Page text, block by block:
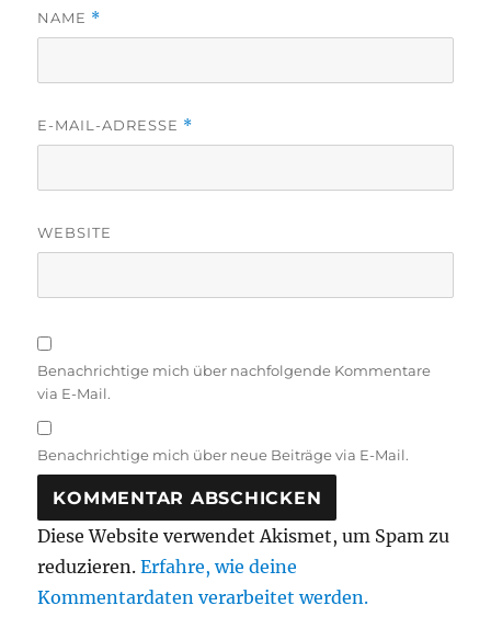
NAME *
E-MAIL-ADRESSE *
WEBSITE
Benachrichtige mich über nachfolgende Kommentare
via E-Mail.
Benachrichtige mich über neue Beiträge via E-Mail.
Diese Website verwendet Akismet, um Spam zu
reduzieren.Erfahre, wie deine
Kommentardaten verarbeitet werden.